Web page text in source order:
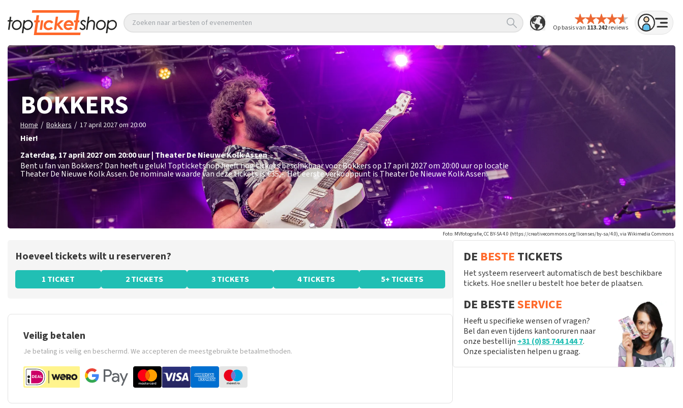
Op basis van 113.242reviews
Zoeken naar artiesten of evenementen
BOKKERS
Home / Bokkers / 17 april 2027 om 20:00
Hier!
zaterdag, 17 april 2027 om 20:00uur| Theater De Nieuwe KolkAssen
Bent u fan van Bokkers? Dan heeft u geluk! Topticketshop heeft nog tickets beschikbaar voor Bokkers op 17 april 2027 om 20:00 uur op locatie
Theater De Nieuwe Kolk Assen. De nominale waarde van deze tickets is€35,-. Het eerste verkooppunt is Theater De Nieuwe Kolk Assen.
Foto: MVfotografie, CC BY-SA 4.0 (https://creativecommons.org/licenses/by-sa/4.0), via Wikimedia Commons
Hoeveel tickets wilt u reserveren?
1 TICKET 2 TICKETS 3 TICKETS 4 TICKETS 5+ TICKETS
Veilig betalen
Je betaling is veilig en beschermd. We accepteren de meestgebruikte betaalmethoden.
DE BESTE TICKETS
Het systeem reserveert automatisch de best beschikbare
tickets. Hoe sneller u bestelt hoe beter de plaatsen.
DE BESTESERVICE
Heeft u specifieke wensen of vragen?
Bel dan even tijdens kantooruren naar
onze bestellijn +31 (0)85 744 144 7.
Onze specialisten helpen u graag.